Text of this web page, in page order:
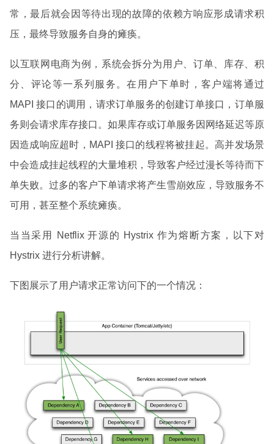
常，最后就会因等待出现的故障的依赖方响应形成请求积
压，最终导致服务自身的瘫痪。
以互联网电商为例，系统会拆分为用户、订单、库存、积
分、评论等一系列服务。在用户下单时，客户端将通过
MAPI 接口的调用，请求订单服务的创建订单接口，订单服
务则会请求库存接口。如果库存或订单服务因网络延迟等原
因造成响应超时，MAPI 接口的线程将被挂起。高并发场景
中会造成挂起线程的大量堆积，导致客户经过漫长等待而下
单失败。过多的客户下单请求将产生雪崩效应，导致服务不
可用，甚至整个系统瘫痪。
当当采用 Netflix 开源的 Hystrix 作为熔断方案，以下对
Hystrix 进行分析讲解。
下图展示了用户请求正常访问下的一个情况：